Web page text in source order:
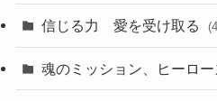
信じる力 愛を受け取る
魂のミッション、ヒーロ